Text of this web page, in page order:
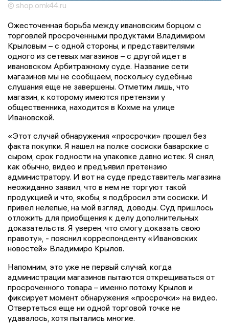
© shop.omk44.ru
Ожесточенная борьба между ивановским борцом с
торговлей просроченными продуктами Владимиром
Крыловым – с одной стороны, и представителями
одного из сетевых магазинов – с другой идет в
ивановском Арбитражному суде. Название сети
магазинов мы не сообщаем, поскольку судебные
слушания еще не завершены. Отметим лишь, что
магазин, к которому имеются претензии у
общественника, находится в Кохме на улице
Ивановской.
«Этот случай обнаружения «просрочки» прошел без
факта покупки. Я нашел на полке сосиски баварские с
сыром, срок годности на упаковке давно истек. Я снял,
как обычно, видео и предъявил претензию
администратору. И вот на суде представитель магазина
неожиданно заявил, что в нем не торгуют такой
продукцией и что, якобы, я подбросил эти сосиски. И
привел нелепые, на мой взгляд, доводы. Суд пришлось
отложить для приобщения к делу дополнительных
доказательств. Я уверен, что смогу доказать свою
правоту», - пояснил корреспонденту «Ивановских
новостей» Владимиро Крылов.
Напомним, это уже не первый случай, когда
администрации магазинов пытаются открещиваться от
просроченного товара – именно потому Крылов и
фиксирует момент обнаружения «просрочки» на видео.
Отвертеться еще ни одной торговой точке не
удавалось, хотя пытались многие.